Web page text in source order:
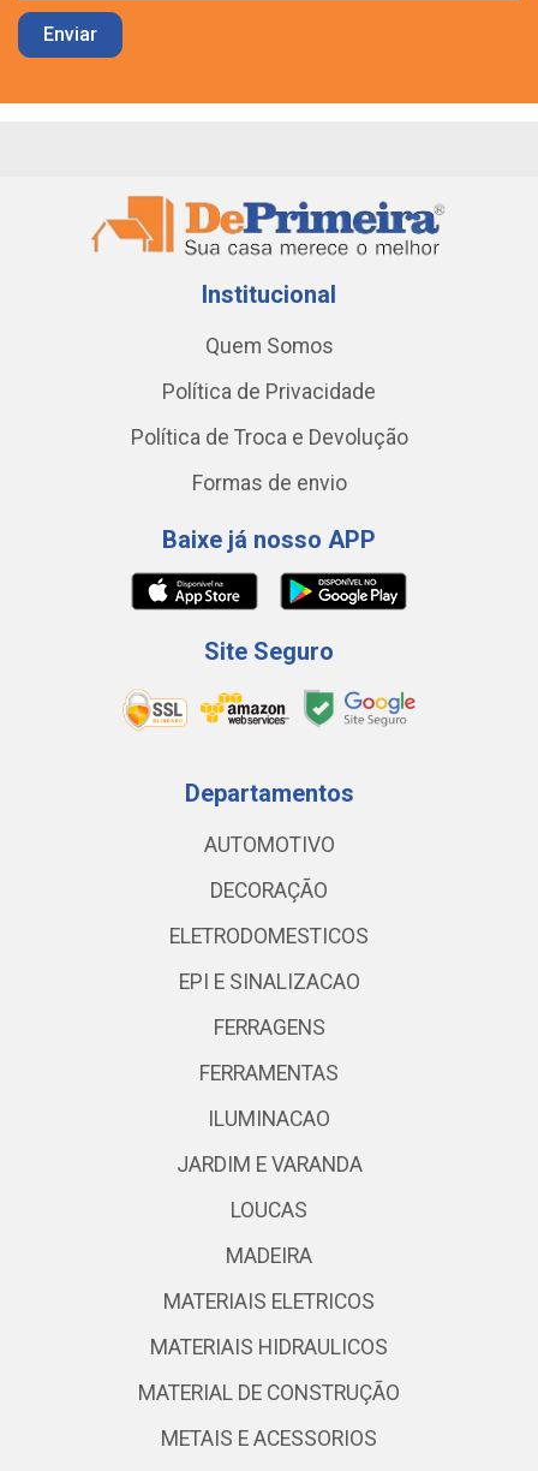
Institucional
Quem Somos
Política de Privacidade
Política de Troca e Devolução
Formas de envio
Baixe já nosso APP
Site Seguro
Departamentos
AUTOMOTIVO
DECORAÇÃO
ELETRODOMESTICOS
EPI E SINALIZACAO
FERRAGENS
FERRAMENTAS
ILUMINACAO
JARDIM E VARANDA
LOUCAS
MADEIRA
MATERIAIS ELETRICOS
MATERIAIS HIDRAULICOS
MATERIAL DE CONSTRUÇÃO
METAIS E ACESSORIOS